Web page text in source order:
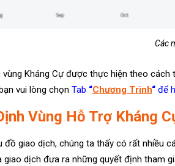
Các
Kháng Cự được thực hiện theo
vui lòng chọn Tab “Chương Trình“ để
Định Vùng Hỗ Trợ Kháng
đồ giao dịch, chúng ta thấy có rất nhiều
giao dịch đưa ra những quyết định tham